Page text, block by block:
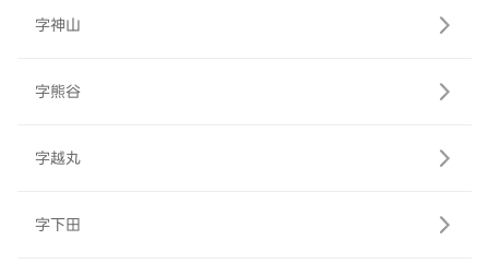
字神山
字熊谷
字越丸
字下田